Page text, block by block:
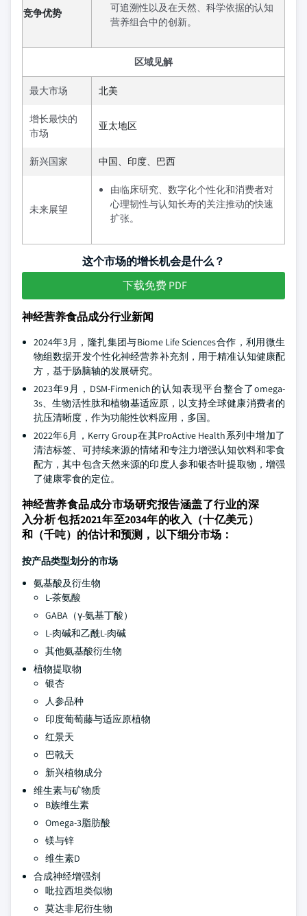
竞争优势
可追溯性以及在天然、科学依据的认知
营养组合中的创新。
区域见解
最大市场 北美
增长最快的
市场
亚太地区
新兴国家 中国、印度、巴西
未来展望
由临床研究、数字化个性化和消费者对
心理韧性与认知长寿的关注推动的快速
扩张。
这个市场的增长机会是什么？
下载免费 PDF
神经营养食品成分行业新闻
2024年3月，隆扎集团与Biome Life Sciences合作，利用微生
物组数据开发个性化神经营养补充剂，用于精准认知健康配
方，基于肠脑轴的发展研究。
2023年9月，DSM-Firmenich的认知表现平台整合了omega-
3s、生物活性肽和植物基适应原，以支持全球健康消费者的
抗压清晰度，作为功能性饮料应用，多国。
2022年6月，Kerry Group在其ProActive Health系列中增加了
清洁标签、可持续来源的情绪和专注力增强认知饮料和零食
配方，其中包含天然来源的印度人参和银杏叶提取物，增强
了健康零食的定位。
神经营养食品成分市场研究报告涵盖了行业的深
入分析 包括2021年至2034年的收入（十亿美元）
和（千吨）的估计和预测， 以下细分市场：
按产品类型划分的市场
氨基酸及衍生物
L-茶氨酸
GABA（γ-氨基丁酸）
L-肉碱和乙酰L-肉碱
其他氨基酸衍生物
植物提取物
银杏
人参品种
印度葡萄藤与适应原植物
红景天
巴戟天
新兴植物成分
维生素与矿物质
B族维生素
Omega-3脂肪酸
镁与锌
维生素D
合成神经增强剂
吡拉西坦类似物
莫达非尼衍生物